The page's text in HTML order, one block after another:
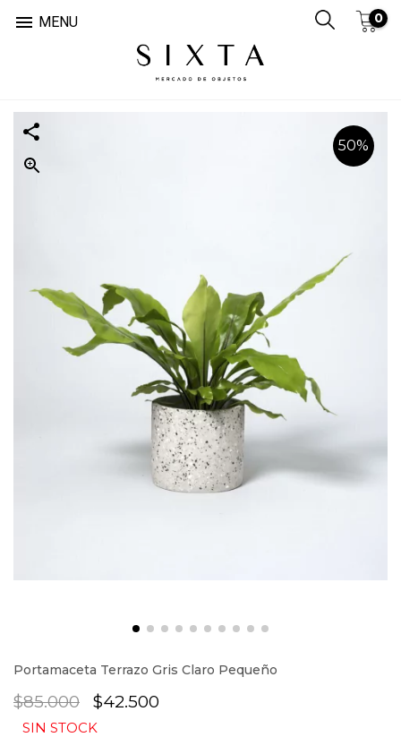
 MENU 0
50%
Portamaceta Terrazo Gris Claro Pequeño
$85.000 $42.500
SIN STOCK